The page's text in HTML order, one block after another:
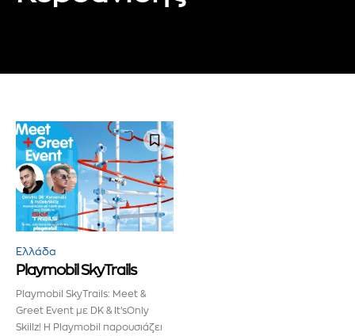
ενημερωθείτε πρώτοι για τα νέα
αγοράς.
Για να εγγραφείτε, απλώς εισάγετε τη διεύθυνση email σας
στον ιστότοπό μας ή κάντε κλικ στο κουμπί εγγραφής
παρακάτω. Μην ανησυχείτε, σεβόμαστε την ιδιωτικότητά σας
και δεν θα σας στείλουμε ανεπιθύμητα μηνύματα. Οι
Ελλάδα
Playmobil SkyTrails
Playmobil SkyTrails: Meet &
Greet Event με DK & It’sOnly
Skillz! Η Playmobil παρουσιάζει